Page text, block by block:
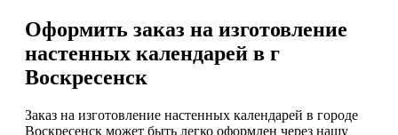
Оформить заказ на изготовление
настенных календарей в г
Воскресенск
Заказ на изготовление настенных календарей в городе
Воскресенск может быть легко оформлен через нашу